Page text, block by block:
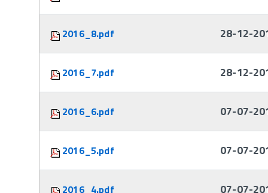
2016_8.pdf 28-12-
2016_7.pdf 28-12-
2016_6.pdf 07-07-
2016_5.pdf 07-07-
2016_4.pdf 07-07-